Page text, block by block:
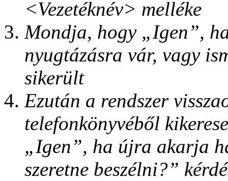
<Vezetéknév> melléke
Mondja, hogy „Igen”,
nyugtázásra vár, vagy
sikerült
Ezután a rendszer
telefonkönyvéből
„Igen”, ha újra akarja
szeretne beszélni?”